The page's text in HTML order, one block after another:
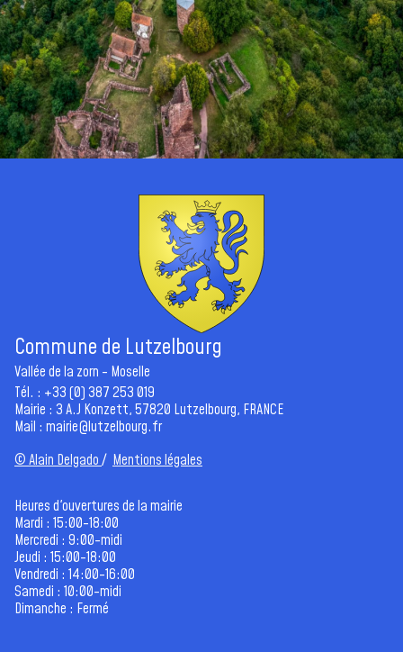
Commune de Lutzelbourg
Vallée de la zorn - Moselle
Tél. : +33 (0) 387 253 019
Mairie : 3 A.J Konzett, 57820 Lutzelbourg, FRANCE
Mail : mairie@lutzelbourg.fr
© Alain Delgado/ Mentions légales
Heures d'ouvertures de la mairie
Mardi : 15:00-18:00
Mercredi : 9:00-midi
Jeudi : 15:00-18:00
Vendredi : 14:00-16:00
Samedi : 10:00-midi
Dimanche : Fermé